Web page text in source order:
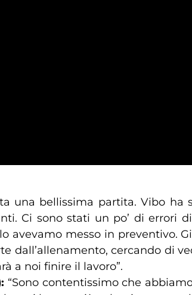
una bellissima partita. Vibo
Ci sono stati un po’ di errori
avevamo messo in preventivo.
dall’allenamento, cercando di
a noi finire il lavoro”.
“Sono contentissimo che